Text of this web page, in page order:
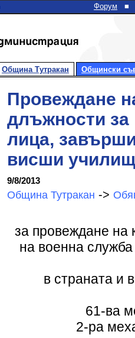
Форум ■
Община Тутракан Общински
Провеждане
длъжности за
лица,
висши
9/8/2013
Община Тутракан ->
за провеждане на
на военна
в страната и
61-ва
2-ра